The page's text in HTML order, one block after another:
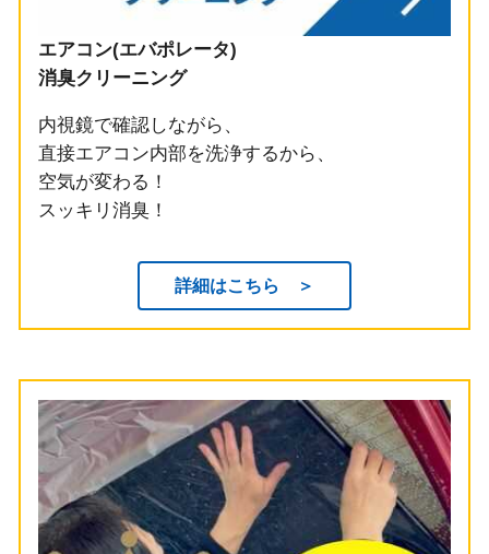
エアコン(エバポレータ)
消臭クリーニング
内視鏡で確認しながら、
直接エアコン内部を洗浄するから、
空気が変わる！
スッキリ消臭！
詳細はこちら ＞